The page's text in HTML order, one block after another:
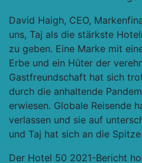
David Haigh, CEO,
uns, Taj als die stärkste
zu geben. Eine Marke mit
Erbe und ein Hüter der
Gastfreundschaft hat sich
durch die anhaltende
erwiesen. Globale Reisende
verlassen und sie auf
und Taj hat sich an die
Der Hotel 50 2021-Bericht